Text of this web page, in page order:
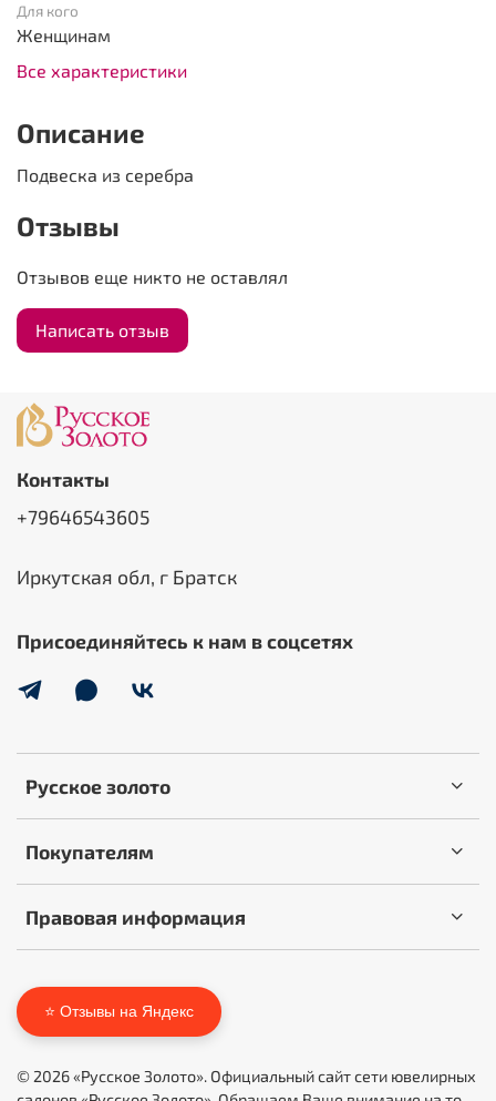
Для кого
Женщинам
Все характеристики
Описание
Подвеска из серебра
Отзывы
Отзывов еще никто не оставлял
Написать отзыв
Русское золото
Покупателям
Правовая информация
Контакты
+79646543605
Иркутская обл, г Братск
Присоединяйтесь к нам в соцсетях
⭐ Отзывы на Яндекс
© 2026 «Русское Золото». Официальный сайт сети ювелирных